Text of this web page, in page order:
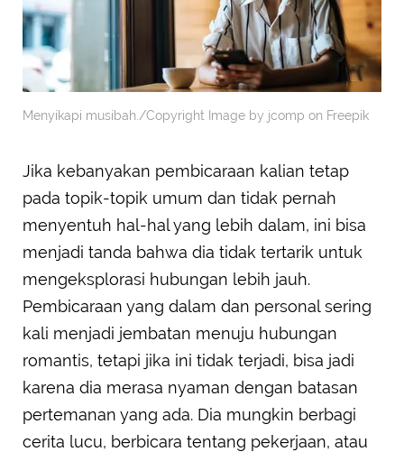
Menyikapi musibah./Copyright Image by jcomp on Freepik
Jika kebanyakan pembicaraan kalian tetap
pada topik-topik umum dan tidak pernah
menyentuh hal-hal yang lebih dalam, ini bisa
menjadi tanda bahwa dia tidak tertarik untuk
mengeksplorasi hubungan lebih jauh.
Pembicaraan yang dalam dan personal sering
kali menjadi jembatan menuju hubungan
romantis, tetapi jika ini tidak terjadi, bisa jadi
karena dia merasa nyaman dengan batasan
pertemanan yang ada. Dia mungkin berbagi
cerita lucu, berbicara tentang pekerjaan, atau